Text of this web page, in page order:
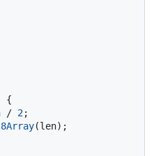
{
/ 2;
(len);